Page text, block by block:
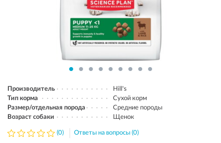
Производитель
Hill's
Тип корма
Сухой корм
Размер/отдельная порода
Средние породы
Возраст собаки
Щенок
(0) Ответы на вопросы (0)